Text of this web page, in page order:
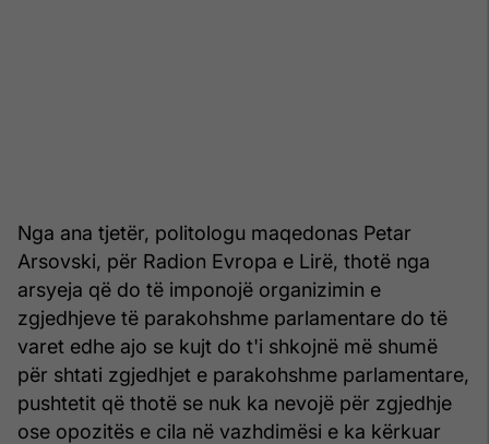
Nga ana tjetër, politologu maqedonas Petar
Arsovski, për Radion Evropa e Lirë, thotë nga
arsyeja që do të imponojë organizimin e
zgjedhjeve të parakohshme parlamentare do të
varet edhe ajo se kujt do t'i shkojnë më shumë
për shtati zgjedhjet e parakohshme parlamentare,
pushtetit që thotë se nuk ka nevojë për zgjedhje
ose opozitës e cila në vazhdimësi e ka kërkuar